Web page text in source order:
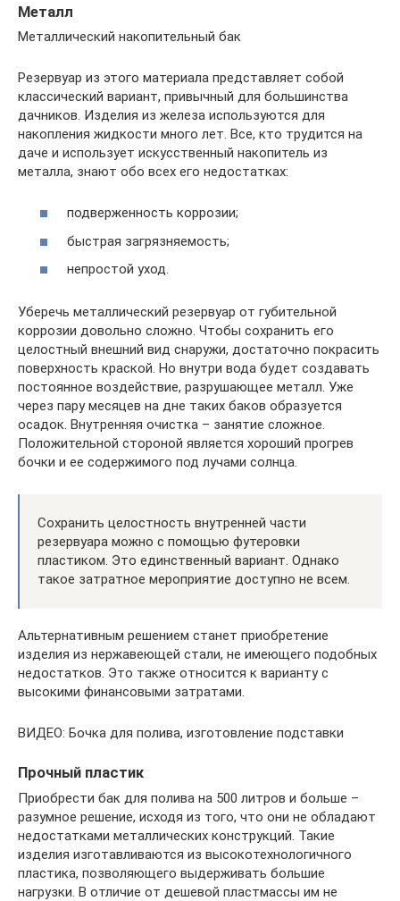
Металл
Металлический накопительный бак
Резервуар из этого материала представляет собой
классический вариант, привычный для большинства
дачников. Изделия из железа используются для
накопления жидкости много лет. Все, кто трудится на
даче и использует искусственный накопитель из
металла, знают обо всех его недостатках:
подверженность коррозии;
быстрая загрязняемость;
непростой уход.
Уберечь металлический резервуар от губительной
коррозии довольно сложно. Чтобы сохранить его
целостный внешний вид снаружи, достаточно покрасить
поверхность краской. Но внутри вода будет создавать
постоянное воздействие, разрушающее металл. Уже
через пару месяцев на дне таких баков образуется
осадок. Внутренняя очистка – занятие сложное.
Положительной стороной является хороший прогрев
бочки и ее содержимого под лучами солнца.
Сохранить целостность внутренней части
резервуара можно с помощью футеровки
пластиком. Это единственный вариант. Однако
такое затратное мероприятие доступно не всем.
Альтернативным решением станет приобретение
изделия из нержавеющей стали, не имеющего подобных
недостатков. Это также относится к варианту с
высокими финансовыми затратами.
ВИДЕО: Бочка для полива, изготовление подставки
Прочный пластик
Приобрести бак для полива на 500 литров и больше –
разумное решение, исходя из того, что они не обладают
недостатками металлических конструкций. Такие
изделия изготавливаются из высокотехнологичного
пластика, позволяющего выдерживать большие
нагрузки. В отличие от дешевой пластмассы им не